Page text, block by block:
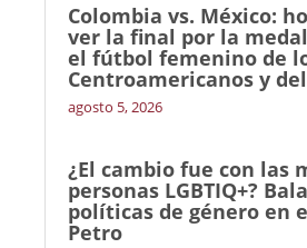
Colombia vs. México:
ver la final por la
el fútbol femenino de
Centroamericanos y
agosto 5, 2026
¿El cambio fue con las
personas LGBTIQ+?
políticas de género en
Petro